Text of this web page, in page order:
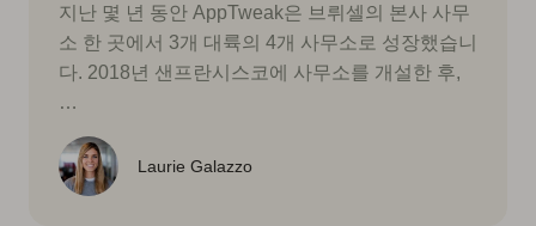
지난 몇 년 동안 AppTweak은 브뤼셀의 본사 사무
소 한 곳에서 3개 대륙의 4개 사무소로 성장했습니
다. 2018년 샌프란시스코에 사무소를 개설한 후,
…
Laurie Galazzo